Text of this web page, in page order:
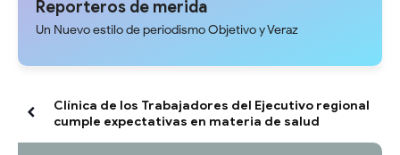
Reporteros de merida
Un Nuevo estilo de periodismo Objetivo y Veraz
Clínica de los Trabajadores del Ejecutivo regional
cumple expectativas en materia de salud